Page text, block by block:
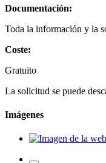
Documentación:
Toda la información y la
Coste:
Gratuito
La solicitud se puede
Imágenes